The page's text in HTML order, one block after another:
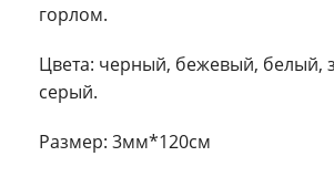
горлом.
Цвета: черный, бежевый, белый,
серый.
Размер: 3мм*120см